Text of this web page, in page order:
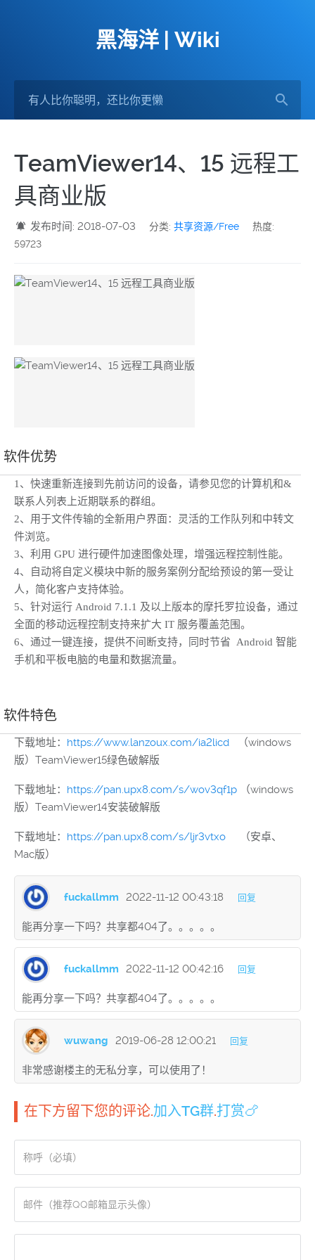
黑海洋 | Wiki
TeamViewer14、15 远程工
具商业版
发布时间: 2018-07-03 分类:共享资源/Free
热度:
59723
软件优势
1、快速重新连接到先前访问的设备，请参见您的计算机和&
联系人列表上近期联系的群组。
2、用于文件传输的全新用户界面：灵活的工作队列和中转文
件浏览。
3、利用 GPU 进行硬件加速图像处理，增强远程控制性能。
4、自动将自定义模块中新的服务案例分配给预设的第一受让
人，简化客户支持体验。
5、针对运行 Android 7.1.1 及以上版本的摩托罗拉设备，通过
全面的移动远程控制支持来扩大 IT 服务覆盖范围。
6、通过一键连接，提供不间断支持，同时节省 Android 智能
手机和平板电脑的电量和数据流量。
软件特色
下载地址： https://www.lanzoux.com/ia2licd （windows
版）TeamViewer15绿色破解版
下载地址： https://pan.upx8.com/s/wov3qf1p （windows
版）TeamViewer14安装破解版
下载地址： https://pan.upx8.com/s/ljr3vtxo （安卓、
Mac版）
fuckallmm 2022-11-12 00:43:18 回复
能再分享一下吗？共享都404了。。。。。
fuckallmm 2022-11-12 00:42:16 回复
能再分享一下吗？共享都404了。。。。。
wuwang 2019-06-28 12:00:21 回复
非常感谢楼主的无私分享，可以使用了！
在下方留下您的评论.加入TG群.打赏🍗